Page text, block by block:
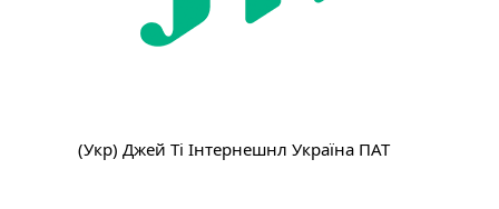
(Укр) Джей Ті Інтернешнл Україна ПАТ